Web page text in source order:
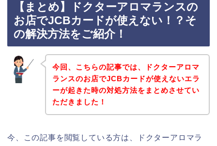
【まとめ】ドクターアロマランスの
お店でJCBカードが使えない！？そ
の解決方法をご紹介！
今回、こちらの記事では、ドクターアロマ
ランスのお店でJCBカードが使えないエラ
ーが起きた時の対処方法をまとめさせてい
ただきました！
今、この記事を閲覧している方は、ドクターアロマラ